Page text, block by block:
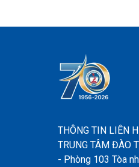
THÔNG TIN LIÊN
TRUNG TÂM ĐÀO
- Phòng 103 Tòa